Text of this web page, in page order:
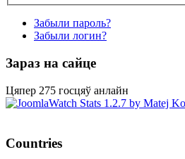
Забыли пароль?
Забыли логин?
Зараз на сайце
Цяпер 275 госцяў анлайн
Countries